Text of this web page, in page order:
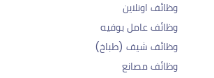
وظائف اونلاين
وظائف عامل بوفيه
وظائف شيف (طباخ)
وظائف مصانع